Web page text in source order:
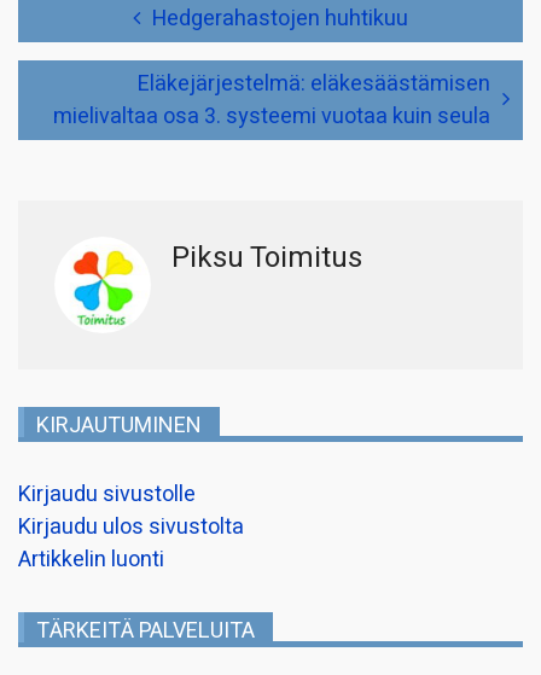
Hedgerahastojen huhtikuu
Eläkejärjestelmä: eläkesäästämisen
mielivaltaa osa 3. systeemi vuotaa kuin seula
Piksu Toimitus
KIRJAUTUMINEN
Kirjaudu sivustolle
Kirjaudu ulos sivustolta
Artikkelin luonti
TÄRKEITÄ PALVELUITA